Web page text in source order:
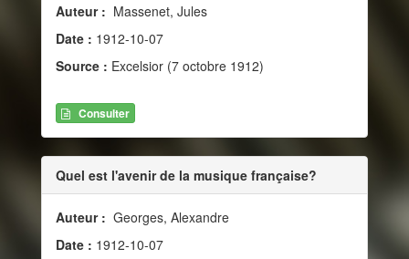
Auteur : Massenet, Jules
Date : 1912-10-07
Source : Excelsior (7 octobre 1912)
Consulter
Quel est l'avenir de la musique française?
Auteur : Georges, Alexandre
Date : 1912-10-07